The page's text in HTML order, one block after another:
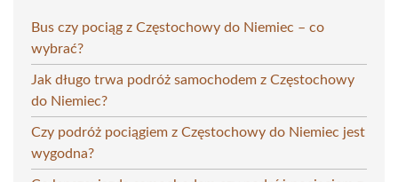
Bus czy pociąg z Częstochowy do Niemiec – co
wybrać?
Jak długo trwa podróż samochodem z Częstochowy
do Niemiec?
Czy podróż pociągiem z Częstochowy do Niemiec jest
wygodna?